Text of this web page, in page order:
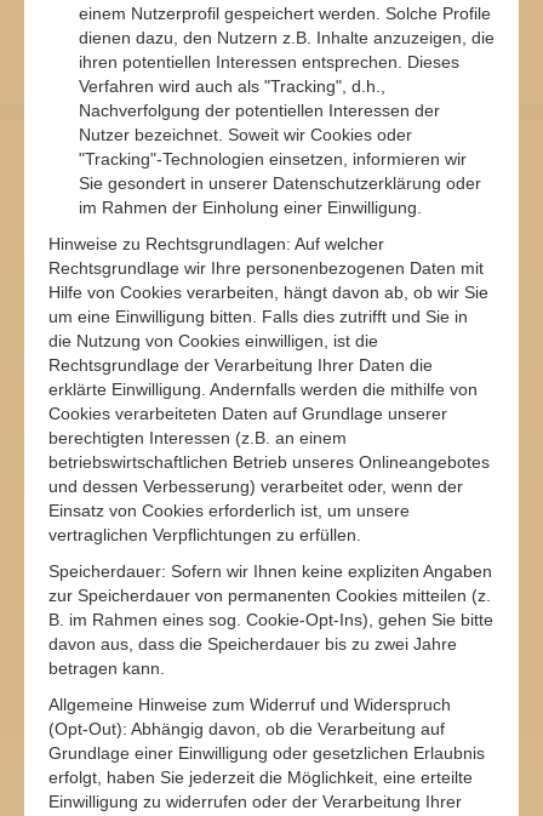
einem Nutzerprofil gespeichert werden. Solche Profile
dienen dazu, den Nutzern z.B. Inhalte anzuzeigen, die
ihren potentiellen Interessen entsprechen. Dieses
Verfahren wird auch als "Tracking", d.h.,
Nachverfolgung der potentiellen Interessen der
Nutzer bezeichnet. Soweit wir Cookies oder
"Tracking"-Technologien einsetzen, informieren wir
Sie gesondert in unserer Datenschutzerklärung oder
im Rahmen der Einholung einer Einwilligung.
Hinweise zu Rechtsgrundlagen: Auf welcher
Rechtsgrundlage wir Ihre personenbezogenen Daten mit
Hilfe von Cookies verarbeiten, hängt davon ab, ob wir Sie
um eine Einwilligung bitten. Falls dies zutrifft und Sie in
die Nutzung von Cookies einwilligen, ist die
Rechtsgrundlage der Verarbeitung Ihrer Daten die
erklärte Einwilligung. Andernfalls werden die mithilfe von
Cookies verarbeiteten Daten auf Grundlage unserer
berechtigten Interessen (z.B. an einem
betriebswirtschaftlichen Betrieb unseres Onlineangebotes
und dessen Verbesserung) verarbeitet oder, wenn der
Einsatz von Cookies erforderlich ist, um unsere
vertraglichen Verpflichtungen zu erfüllen.
Speicherdauer: Sofern wir Ihnen keine expliziten Angaben
zur Speicherdauer von permanenten Cookies mitteilen (z.
B. im Rahmen eines sog. Cookie-Opt-Ins), gehen Sie bitte
davon aus, dass die Speicherdauer bis zu zwei Jahre
betragen kann.
Allgemeine Hinweise zum Widerruf und Widerspruch
(Opt-Out): Abhängig davon, ob die Verarbeitung auf
Grundlage einer Einwilligung oder gesetzlichen Erlaubnis
erfolgt, haben Sie jederzeit die Möglichkeit, eine erteilte
Einwilligung zu widerrufen oder der Verarbeitung Ihrer